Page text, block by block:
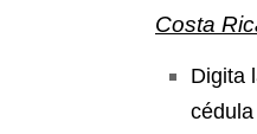
Costa
Digita